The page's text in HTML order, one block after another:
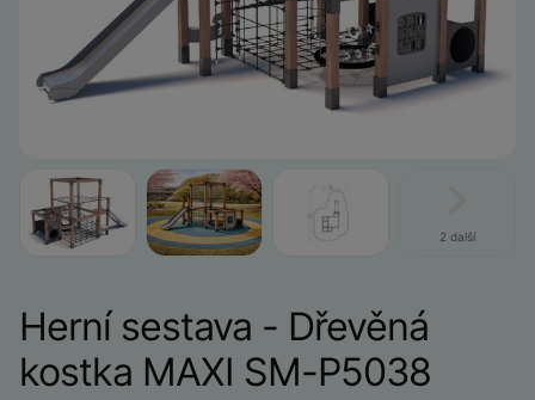
2 další
Herní sestava - Dřevěná
kostka MAXI SM-P5038